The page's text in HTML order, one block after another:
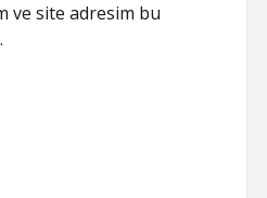
ve site adresim bu